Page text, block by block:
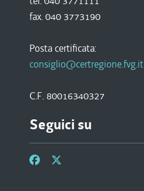
fax. 040 3773190
Posta certificata:
consiglio@certregione.fvg.it
C.F. 80016340327
Seguici su